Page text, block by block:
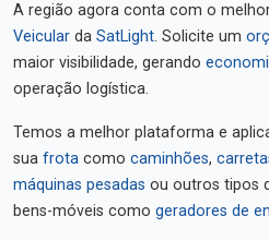
A região agora conta com o
Veicular da SatLight. Solicite um
maior visibilidade, gerando
operação logística.
Temos a melhor plataforma e
sua frota como caminhões,
máquinas pesadas ou outros tipos
bens-móveis como geradores de